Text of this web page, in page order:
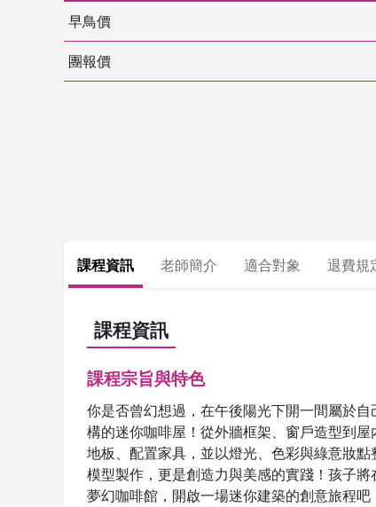
早鳥價
團報價
課程資訊 老師簡介 適合對象 退費規
課程資訊
課程宗旨與特色
你是否曾幻想過，在午後陽光下開一間屬於
構的迷你咖啡屋！從外牆框架、窗戶造型到
地板、配置家具，並以燈光、色彩與綠意妝
模型製作，更是創造力與美感的實踐！孩子
夢幻咖啡館，開啟一場迷你建築的創意旅程吧